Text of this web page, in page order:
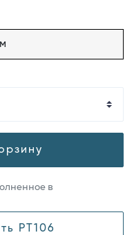
в
PT106